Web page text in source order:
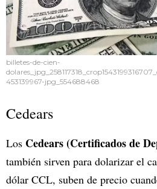
billetes-de-cien-
453139967-jpg_554688468
Cedears
Los Cedears (Certificados de
también sirven para dolarizar el
dólar CCL, suben de precio